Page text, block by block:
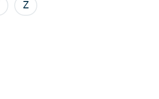
Z